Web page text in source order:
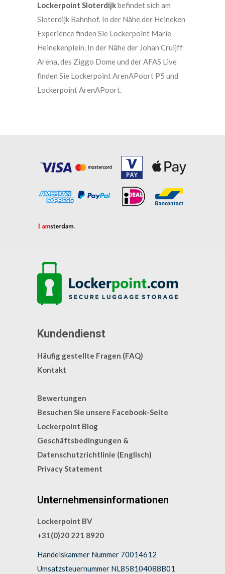
Lockerpoint Sloterdijkbefindet sich am
Sloterdijk Bahnhof. In der Nähe der Heineken
Experience finden Sie Lockerpoint Marie
Heinekenplein. In der Nähe der Johan Cruijff
Arena, des Ziggo Dome und der AFAS Live
finden Sie Lockerpoint ArenAPoort P5 und
Lockerpoint ArenAPoort.
Kundendienst
Häufig gestellte Fragen (FAQ)
Kontakt
Bewertungen
Besuchen Sie unsere Facebook-Seite
Lockerpoint Blog
Geschäftsbedingungen &
Datenschutzrichtlinie (Englisch)
Privacy Statement
Unternehmensinformationen
Lockerpoint BV
+31(0)20 221 8920
Handelskammer Nummer 70014612
Umsatzsteuernummer NL858104088B01